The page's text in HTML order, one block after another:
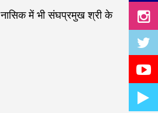
में भी संघप्रमुख श्री के